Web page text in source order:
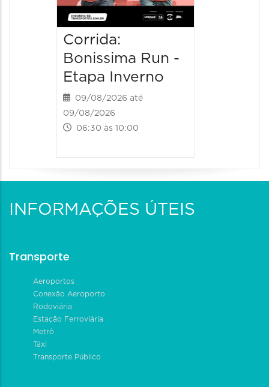
Corrida:
Bonissima Run -
Etapa Inverno
09/08/2026 até
09/08/2026
06:30 às 10:00
INFORMAÇÕES ÚTEIS
Transporte
Aeroportos
Conexão Aeroporto
Rodoviária
Estação Ferroviária
Metrô
Táxi
Transporte Público